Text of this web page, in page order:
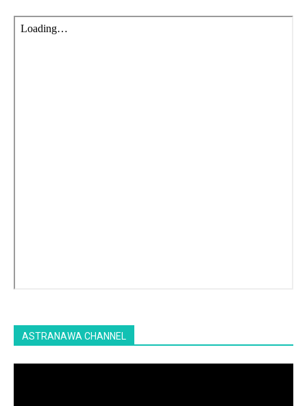
ASTRANAWA CHANNEL